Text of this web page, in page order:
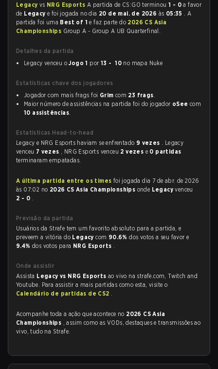
Legacy vs NRG Esports A partida de CS:GO terminou1 - 0 a favor
de Legacye foi jogada no dia 20 de mai. de 2026 às 05:35 . A
partida foi uma Best of 1e faz parte do 2026 CS Asia
Championships Group A - Group A UB Quarterfinal.
Detalhes da partida
Legacy venceu oJogo 1 por 13 - 10 no mapa Nuke
Estatísticas chave dos jogadores
Jogador com mais frags foi Grim com 23 frags.
Maior número de assistências na partida foi do jogador oSee com
10 assistências.
Estatísticas Head-to-head
Legacy e NRG Esports haviam se enfrentado 9 vezes . Legacy
venceu 7 vezes , NRG Esports venceu 2 vezes e 0 partidas
terminaram empatadas.
A última partida entre os times foi jogada dia 7 de abr. de 2026
às 07:02 no 2026 CS Asia Championships onde Legacyvenceu
2 - 0 .
Previsão da partida
Usuários da Strafe tem um favorito absoluto para a partida, e
preveem a vitória do Legacycom 90.6%dos votos a seu favor e
9.4% dos votos para NRG Esports .
Onde assistir
Assista Legacy vs NRG Esportsao vivo na strafe.com, Twitch and
Youtube. Para assistir a mais partidas como esta, visite o
Calendário de partidas de CS2 .
Acompanhe toda a ação que acontece no 2026 CS Asia
Championships , assim como as VODs, destaques e transmissões ao
vivo, tudo na Strafe.